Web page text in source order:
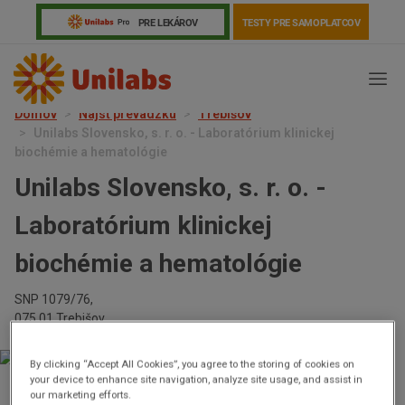
PRE LEKÁROV TESTY PRE SAMOPLATCOV
Výsledky vyšetrení Kortizol Odberová príručka
Domov Nájsť prevádzku
Trebišov
Unilabs Slovensko, s. r. o. - Laboratórium klinickej
biochémie a hematológie
Unilabs Slovensko, s. r. o. -
Laboratórium klinickej
biochémie a hematológie
SNP 1079/76,
075 01 Trebišov
Zatvorené teraz.
By clicking “Accept All Cookies”, you agree to the storing of cookies on
your device to enhance site navigation, analyze site usage, and assist in
our marketing efforts.